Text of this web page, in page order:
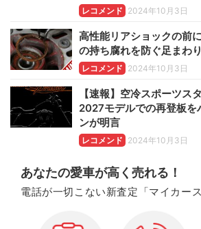
レコメンド 2024年10月3日
高性能リアショックの前
の持ち腐れを防ぐ足まわ
レコメンド 2024年10月3日
【速報】空冷スポーツス
2027モデルでの再登板を
ンが明言
レコメンド 2024年10月3日
あなたの愛車が高く売れる！
電話が一切こない新査定「マイカース